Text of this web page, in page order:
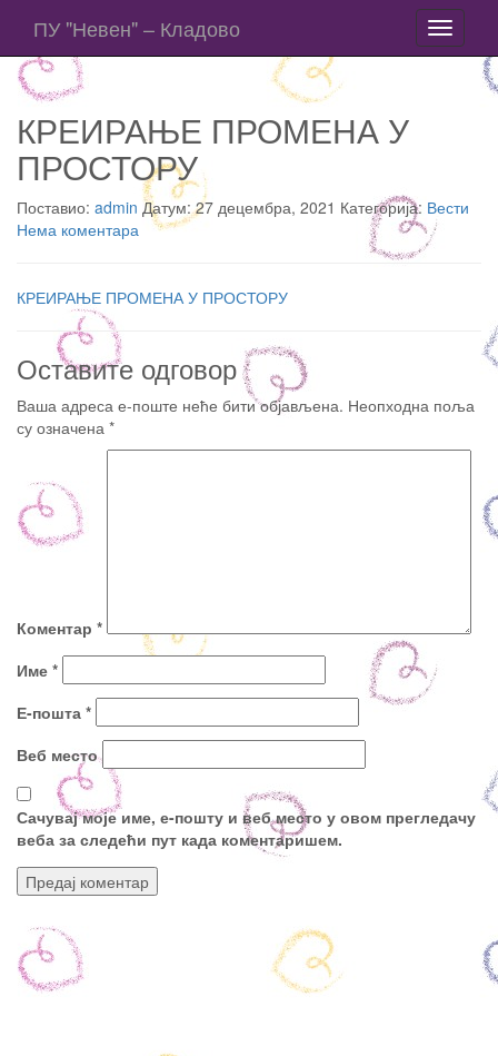
Toggle
ПУ "Невен" – Кладово
КРЕИРАЊЕ ПРОМЕНА У
ПРОСТОРУ
Поставио: admin Датум: 27 децембра, 2021 Категорија: Вести
Нема коментара
КРЕИРАЊЕ ПРОМЕНА У ПРОСТОРУ
Оставите одговор
Ваша адреса е-поште неће бити објављена. Неопходна поља
су означена *
Коментар *
Име *
Е-пошта *
Веб место
Сачувај моје име, е-пошту и веб место у овом прегледачу
веба за следећи пут када коментаришем.